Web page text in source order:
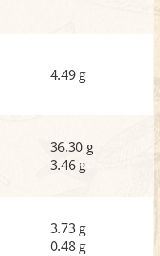
4.49 g
36.30 g
3.46 g
3.73 g
0.48 g